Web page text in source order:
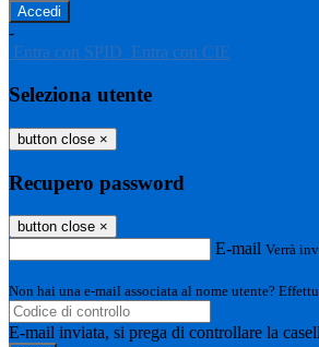
-
Entra con SPID Entra con CIE
Seleziona utente
button close ×
Recupero password
button close ×
E-mail Verrà
Non hai una e-mail associata al nome utente?
E-mail inviata, si prega di controllare la